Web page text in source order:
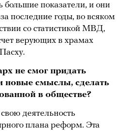
большие показатели, и они
последние годы, во всяком
со статистикой МВД,
верующих в храмах
не смог придать
новые смыслы, сделать
в обществе?
деятельность
плана реформ. Эта